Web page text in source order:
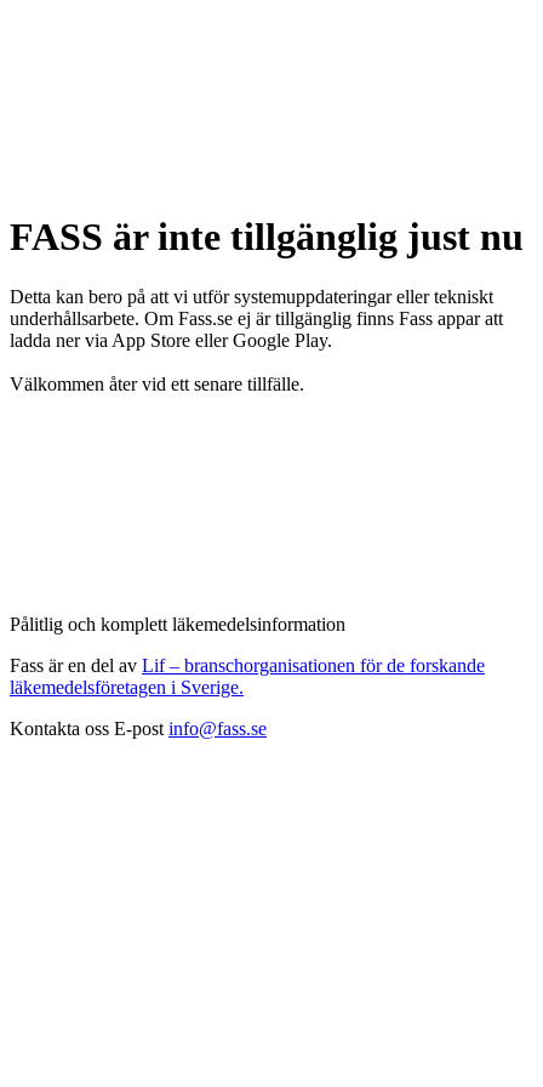
FASS är inte tillgänglig just nu
Detta kan bero på att vi utför systemuppdateringar eller tekniskt
underhållsarbete. Om Fass.se ej är tillgänglig finns Fass appar att
ladda ner via App Store eller Google Play.
Välkommen åter vid ett senare tillfälle.
Pålitlig och komplett läkemedelsinformation
Fass är en del av Lif – branschorganisationen för de forskande
läkemedelsföretagen i Sverige.
Kontakta oss E-post info@fass.se